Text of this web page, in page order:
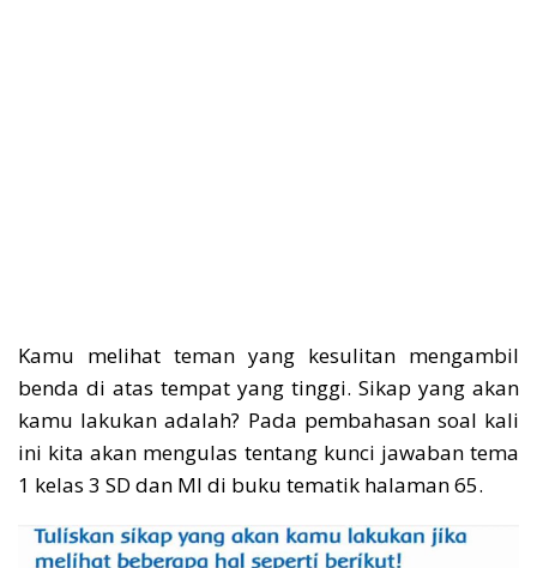
Kamu melihat teman yang kesulitan mengambil
benda di atas tempat yang tinggi. Sikap yang akan
kamu lakukan adalah? Pada pembahasan soal kali
ini kita akan mengulas tentang kunci jawaban tema
1 kelas 3 SD dan MI di buku tematik halaman 65.